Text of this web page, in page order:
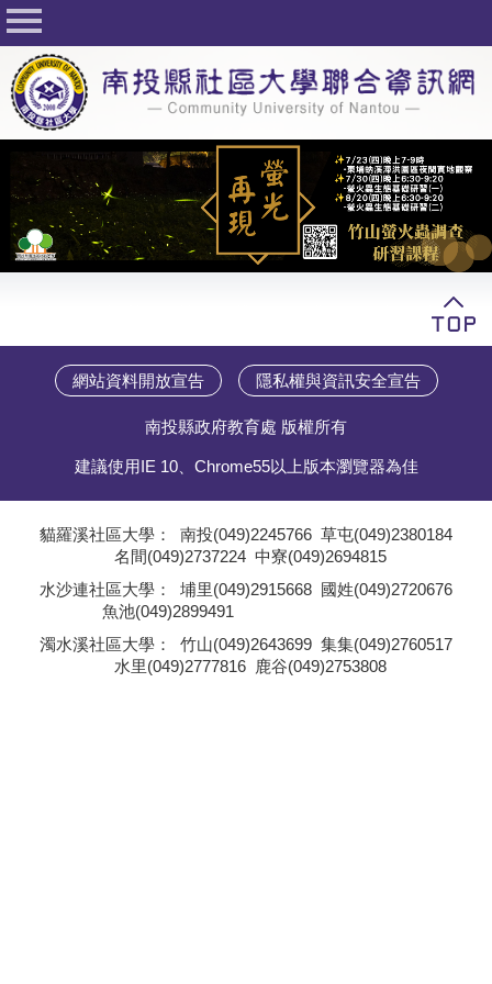
回首頁
關於社大
公佈欄
行事曆
最新活動
活動花絮
志工與社團
社大學習Q&A
學員專區
教師專區
網站資料開放宣告 隱私權與資訊安全宣告
南投縣政府教育處 版權所有
建議使用IE 10、Chrome55以上版本瀏覽器為佳
貓羅溪社區大學： 南投(049)2245766 草屯(049)2380184
名間(049)2737224 中寮(049)2694815
水沙連社區大學： 埔里(049)2915668 國姓(049)2720676
魚池(049)2899491
濁水溪社區大學： 竹山(049)2643699 集集(049)2760517
水里(049)2777816 鹿谷(049)2753808